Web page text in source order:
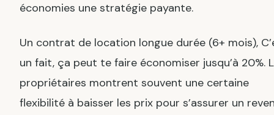
économies une stratégie payante.
Un contrat de location longue durée (6+ mois),
un fait, ça peut te faire économiser jusqu’à 20%.
propriétaires montrent souvent une certaine
flexibilité à baisser les prix pour s’assurer un